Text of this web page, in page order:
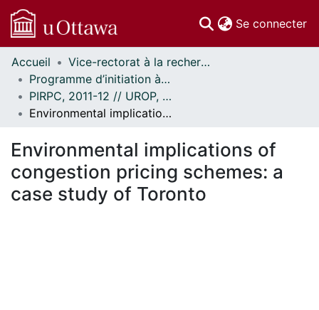
Se connecter
Communautés
et collections
Parcourir
Statistiques
À propos
Accueil
Vice-rectorat à la recherche // Office of the V-P, Research
Programme d’initiation à la recherche au premier cycle (PIRPC) // Undergraduate Research Opportunity Program (UROP)
PIRPC, 2011-12 // UROP, 2011-12
Environmental implications of congestion pricing schemes: a case study of Toronto
Environmental implications of
congestion pricing schemes: a
case study of Toronto